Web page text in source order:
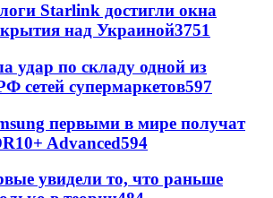
Starlink достигли окна
над Украиной3751
удар по складу одной из
сетей супермаркетов597
первыми в мире получат
Advanced594
увидели то, что раньше